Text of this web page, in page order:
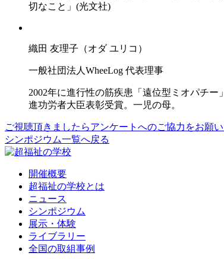
切なこと」(光文社)
織田 友理子（オダ ユリコ）
一般社団法人WheeLog 代表理事
2002年に進行性の筋疾患「遠位型ミオパチ
進功労者大臣表彰受賞。一児の母。
ご視聴頂きましたらアンケートへのご協力をお願
シンポジウム一覧へ戻る
開催概要
超福祉の学校とは
ニュース
シンポジウム
展示・体験
ライブラリー
全国の取組事例